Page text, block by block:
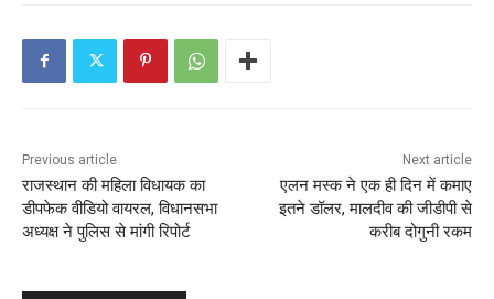
Previous article
राजस्थान की महिला विधायक का
डीपफेक वीडियो वायरल, विधानसभा
अध्यक्ष ने पुलिस से मांगी रिपोर्ट
Next article
एलन मस्क ने एक ही दिन में कमाए
इतने डॉलर, मालदीव की जीडीपी से
करीब दोगुनी रकम